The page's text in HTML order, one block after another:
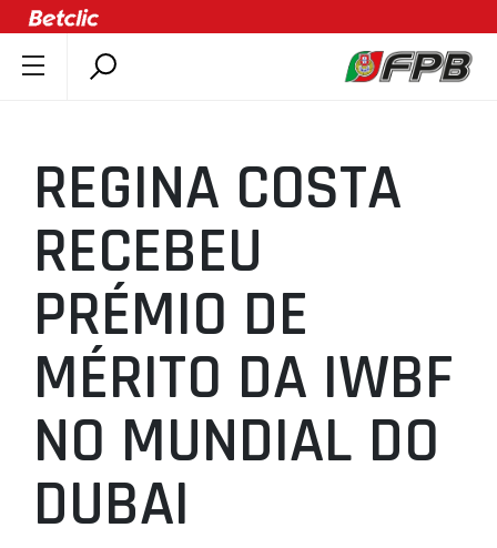
ÚLTIMAS
COMPETIÇÕES
ASSOCIAÇÕES
CLUBES
AGENTES
AGENDA
SELEÇÕES
MINIBASQUETE
ÁREA TÉCNICA
PROJETOS
REGINA COSTA
RECEBEU
PRÉMIO DE
MÉRITO DA IWBF
NO MUNDIAL DO
DUBAI